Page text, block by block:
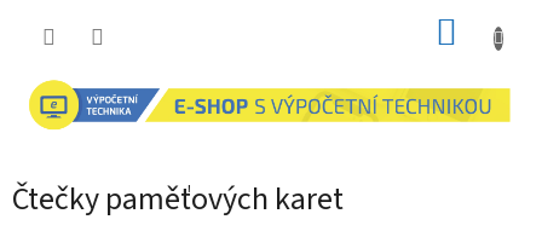
Čtečky paměťových karet